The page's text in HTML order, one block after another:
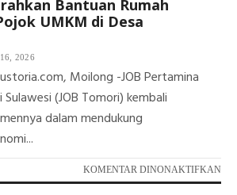
Bantuan Rumah
UMKM di Desa
2026
Moilong -JOB Pertamina
(JOB Tomori) kembali
dalam mendukung
KOMENTAR DINONAKTIFKAN
JOB